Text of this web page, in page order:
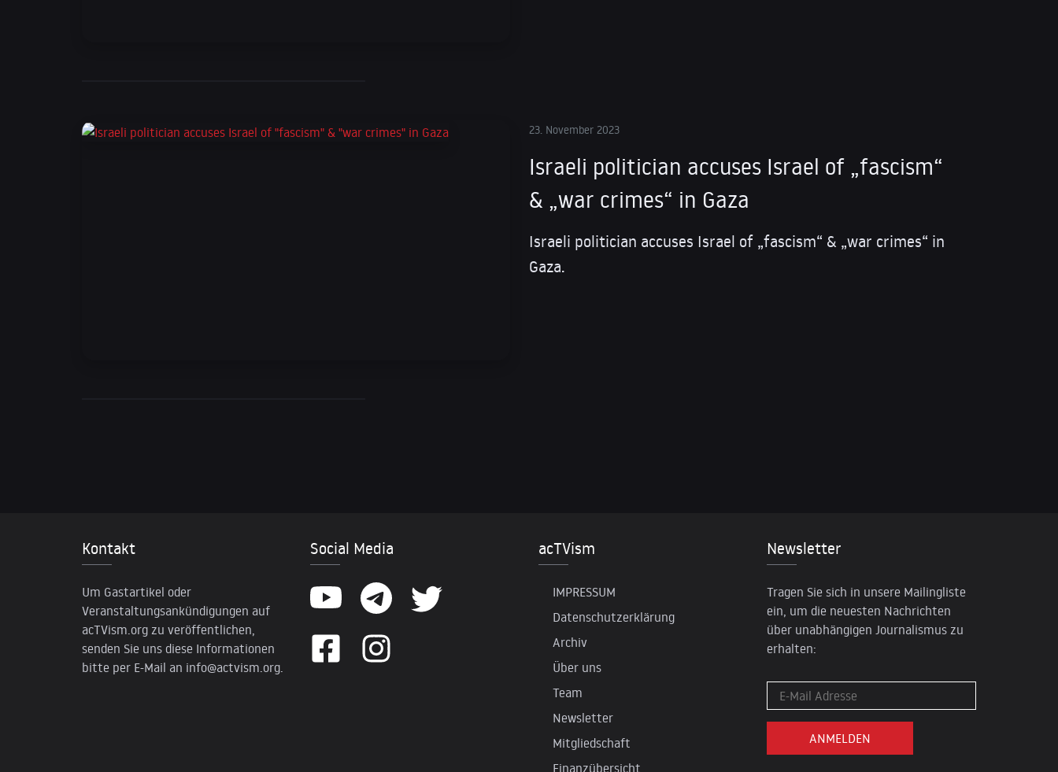
23. November 2023
Israeli politician accuses Israel of „fascism“
& „war crimes“ in Gaza
Israeli politician accuses Israel of „fascism“ & „war crimes“ in
Gaza.
Kontakt
Um Gastartikel oder
Veranstaltungsankündigungen auf
acTVism.org zu veröffentlichen,
senden Sie uns diese Informationen
bitte per E-Mail an info@actvism.org.
Social Media acTVism
IMPRESSUM
Datenschutzerklärung
Archiv
Über uns
Team
Newsletter
Mitgliedschaft
Finanzübersicht
Newsletter
Tragen Sie sich in unsere Mailingliste
ein, um die neuesten Nachrichten
über unabhängigen Journalismus zu
erhalten: